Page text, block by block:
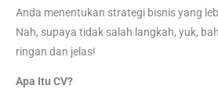
Anda menentukan strategi bisnis yang
Nah, supaya tidak salah langkah, yuk,
ringan dan jelas!
Apa Itu CV?